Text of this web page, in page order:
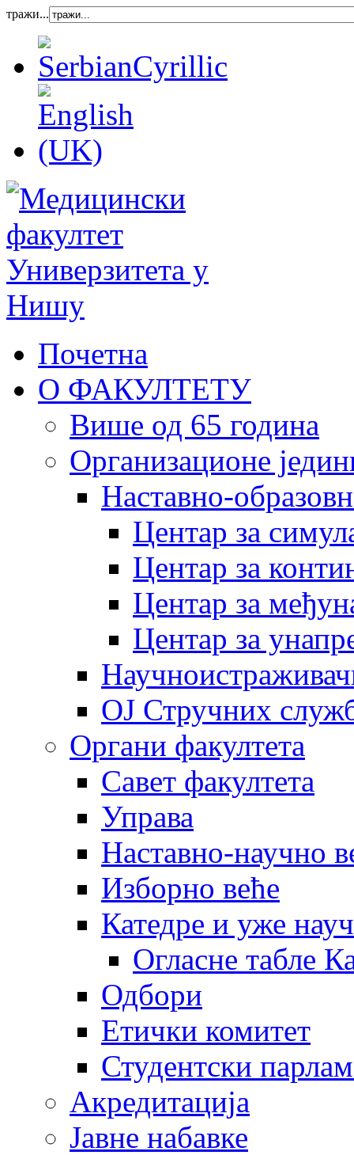
тражи...
Почетна
О ФАКУЛТЕТУ
Више од 65 година
Организационе
Наставно-
Центар за
Центар за
Центар за
Центар за
OJ Стручних
Органи факултета
Савет факултета
Управа
Наставно-научно
Изборно веће
Катедре и уже
Огласне табле
Одбори
Етички комитет
Студентски
Акредитација
Јавне набавке